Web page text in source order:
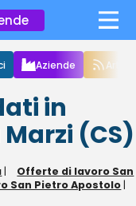
×
Aziende
in
Marzi (CS)
|
Offerte di lavoro San
San Pietro Apostolo |